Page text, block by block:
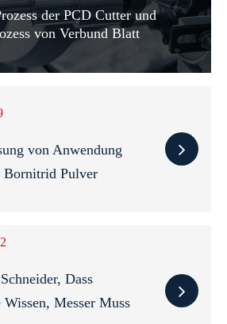
der PCD Cutter und
von Verbund Blatt
von Anwendung
Bornitrid Pulver
Dass
Messer Muss